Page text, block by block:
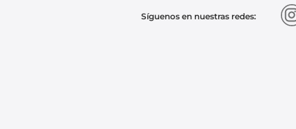
Síguenos en nuestras redes: